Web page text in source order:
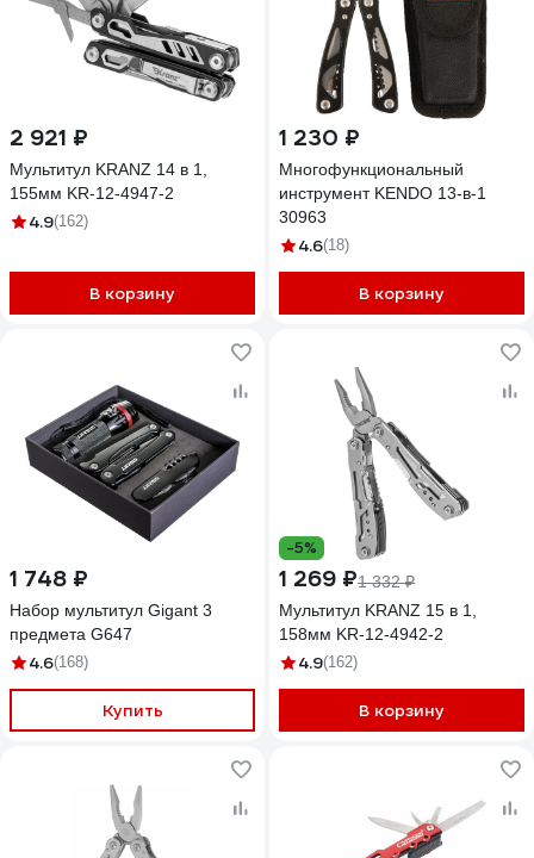
2 921 ₽
Мультитул KRANZ 14 в 1,
155мм KR-12-4947-2
4.9(162)
В корзину
1 230 ₽
Многофункциональный
инструмент KENDO 13-в-1
30963
4.6(18)
В корзину
1 748 ₽
Набор мультитул Gigant 3
предмета G647
4.6(168)
Купить
-5%
1 269 ₽1 332 ₽
Мультитул KRANZ 15 в 1,
158мм KR-12-4942-2
4.9(162)
В корзину